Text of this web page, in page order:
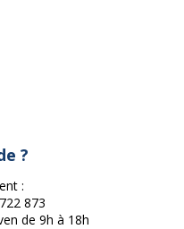
?
:
873
de 9h à 18h